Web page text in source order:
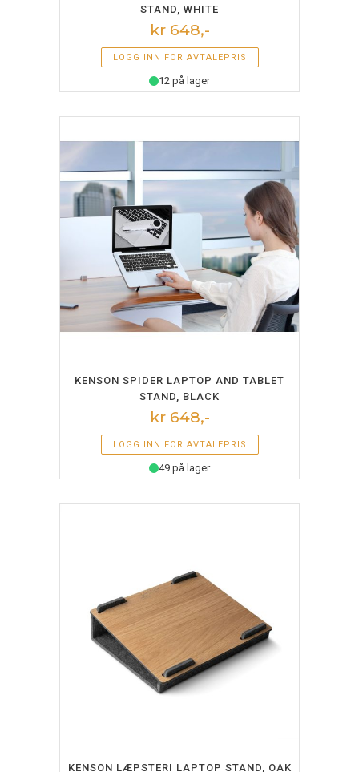
STAND, WHITE
kr 648,-
LOGG INN FOR AVTALEPRIS
12 på lager
LEGG I HANDLEKURV
KENSON SPIDER LAPTOP AND TABLET
STAND, BLACK
kr 648,-
LOGG INN FOR AVTALEPRIS
49 på lager
LEGG I HANDLEKURV
KENSON LÆPSTERI LAPTOP STAND, OAK